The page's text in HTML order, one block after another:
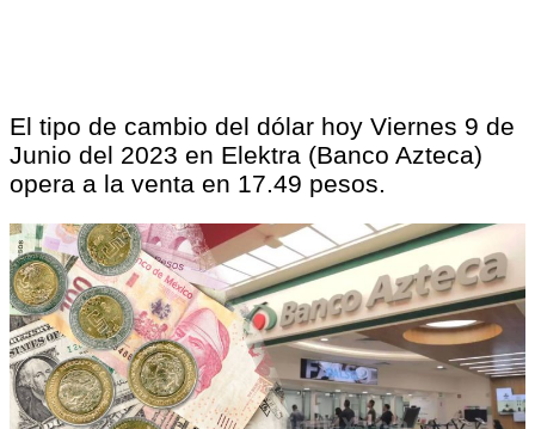
El tipo de cambio del dólar hoy Viernes 9 de
Junio del 2023 en Elektra (Banco Azteca)
opera a la venta en 17.49 pesos.